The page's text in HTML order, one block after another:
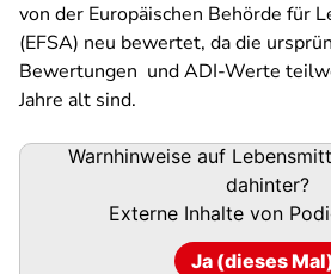
von der Europäischen Behörde für
(EFSA) neu bewertet, da die
Bewertungen und ADI-Werte
Jahre alt sind.
Podigee-Warnhinweise auf
dahinter?
Externe Inhalte von
Ja (dieses